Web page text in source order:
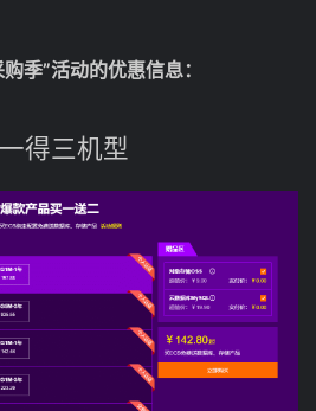
季”活动的优惠信息：
得三机型